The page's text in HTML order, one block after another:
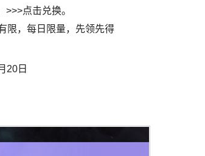
点击兑换。
限，每日限量，先领先得
20日